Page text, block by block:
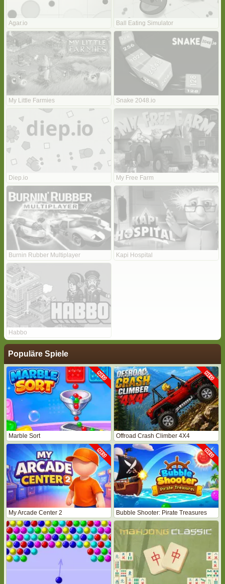
Agar.io Ball Eating Simulator
My Little Farmies Snake 2048.io
Diep.io My Free Farm
Burnin Rubber Multiplayer Kapi Hospital
Habbo
Populäre Spiele
Marble Sort Offroad Crash Climber 4X4
My Arcade Center 2 Bubble Shooter: Pirate Treasures